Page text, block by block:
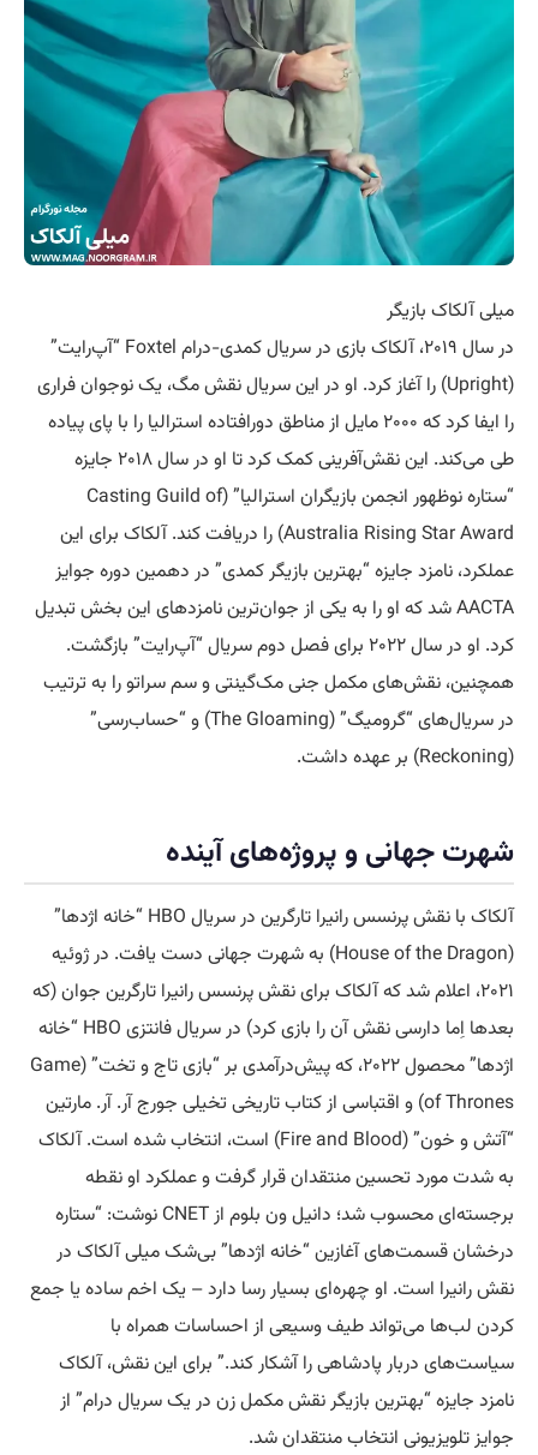
میلی آلکاک بازیگر
در سال ۲۰۱۹، آلکاک بازی در سریال کمدی-درام Foxtel “آپ‌رایت”
(Upright) را آغاز کرد. او در این سریال نقش مگ، یک نوجوان فراری
را ایفا کرد که ۲۰۰۰ مایل از مناطق دورافتاده استرالیا را با پای پیاده
طی می‌کند. این نقش‌آفرینی کمک کرد تا او در سال ۲۰۱۸ جایزه
“ستاره نوظهور انجمن بازیگران استرالیا” (Casting Guild of
Australia Rising Star Award) را دریافت کند. آلکاک برای این
عملکرد، نامزد جایزه “بهترین بازیگر کمدی” در دهمین دوره جوایز
AACTA شد که او را به یکی از جوان‌ترین نامزدهای این بخش تبدیل
کرد. او در سال ۲۰۲۲ برای فصل دوم سریال “آپ‌رایت” بازگشت.
همچنین، نقش‌های مکمل جنی مک‌گینتی و سم سراتو را به ترتیب
در سریال‌های “گرومیگ” (The Gloaming) و “حساب‌رسی”
(Reckoning) بر عهده داشت.
شهرت جهانی و پروژه‌های آینده
آلکاک با نقش پرنسس رانیرا تارگرین در سریال HBO “خانه اژدها”
(House of the Dragon) به شهرت جهانی دست یافت. در ژوئیه
۲۰۲۱، اعلام شد که آلکاک برای نقش پرنسس رانیرا تارگرین جوان (که
بعدها اِما دارسی نقش آن را بازی کرد) در سریال فانتزی HBO “خانه
اژدها” محصول ۲۰۲۲، که پیش‌درآمدی بر “بازی تاج و تخت” (Game
of Thrones) و اقتباسی از کتاب تاریخی تخیلی جورج آر. آر. مارتین
“آتش و خون” (Fire and Blood) است، انتخاب شده است. آلکاک
به شدت مورد تحسین منتقدان قرار گرفت و عملکرد او نقطه
برجسته‌ای محسوب شد؛ دانیل ون بلوم از CNET نوشت: “ستاره
درخشان قسمت‌های آغازین “خانه اژدها” بی‌شک میلی آلکاک در
نقش رانیرا است. او چهره‌ای بسیار رسا دارد – یک اخم ساده یا جمع
کردن لب‌ها می‌تواند طیف وسیعی از احساسات همراه با
سیاست‌های دربار پادشاهی را آشکار کند.” برای این نقش، آلکاک
نامزد جایزه “بهترین بازیگر نقش مکمل زن در یک سریال درام” از
جوایز تلویزیونی انتخاب منتقدان شد.